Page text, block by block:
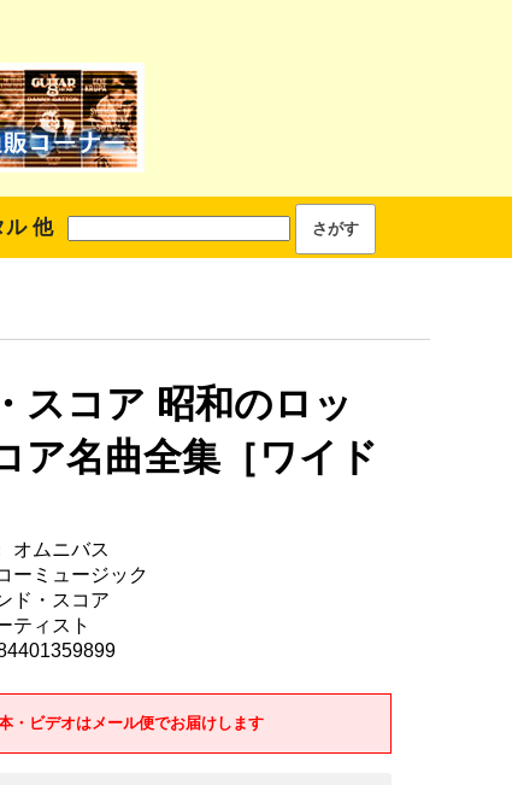
ル 他
スコア 昭和のロッ
ア名曲全集［ワイド
オムニバス
ーミュージック
ド・スコア
ティスト
・ビデオはメール便でお届けします